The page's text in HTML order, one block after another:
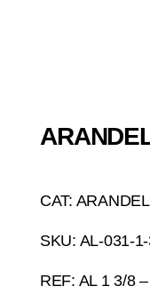
CAT:
SKU: AL-031-
REF: AL 1 3/8